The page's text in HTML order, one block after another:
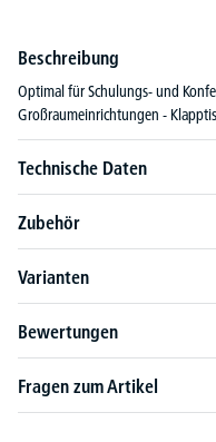
Beschreibung
Optimal für Schulungs- und
Großraumeinrichtungen -
Technische Daten
Zubehör
Varianten
Bewertungen
Fragen zum Artikel